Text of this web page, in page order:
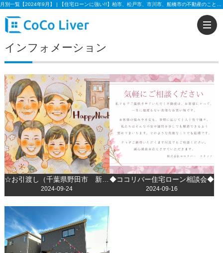
インフォメーション
☆お引渡し（千葉県野田市 新築戸建 M様邸）☆
2024-09-24
◆ココリバー住宅ローン相談会◆
2024-09-16